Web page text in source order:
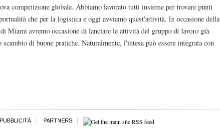
competizione globale. Abbiamo lavorato tutti insieme per trovare punti
che per la logistica e oggi avviamo quest'attività. In occasione della
Miami avremo occasione di lanciare le attività del gruppo di lavoro già
di buone pratiche. Naturalmente, l'intesa può essere integrata con
PUBBLICITÀ PARTNERS